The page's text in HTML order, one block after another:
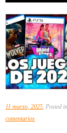
11 marzo, 2025, Posted
comentariosen